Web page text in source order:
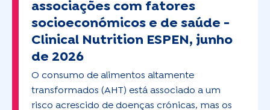
associações com fatores
socioeconómicos e de saúde -
Clinical Nutrition ESPEN, junho
de 2026
O consumo de alimentos altamente
transformados (AHT) está associado a um
risco acrescido de doenças crónicas, mas os